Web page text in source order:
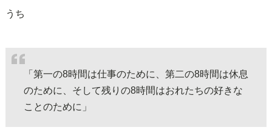
うち
「第一の8時間は仕事のために、第二の8時間は休息
のために、そして残りの8時間はおれたちの好きな
ことのために」